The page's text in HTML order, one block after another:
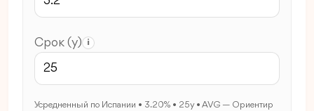
Срок (y) i
Усредненный по Испании • 3.20% • 25y • AVG — Ориентир